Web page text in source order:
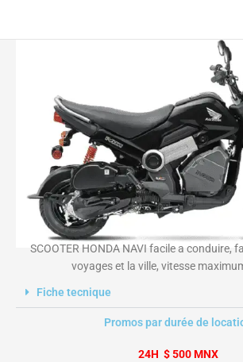
contenu
SCOOTER HONDA NAVI facile a conduire,
voyages et la ville, vitesse
Fiche tecnique
Promos par durée de
24H $ 500 MNX